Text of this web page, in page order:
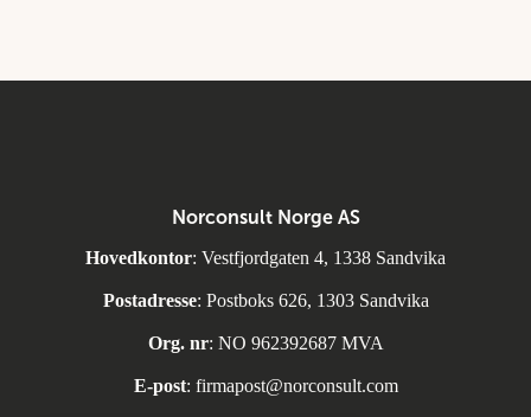
Norconsult Norge AS
Hovedkontor: Vestfjordgaten 4, 1338 Sandvika
Postadresse: Postboks 626, 1303 Sandvika
Org. nr: NO 962392687 MVA
E-post: firmapost@norconsult.com